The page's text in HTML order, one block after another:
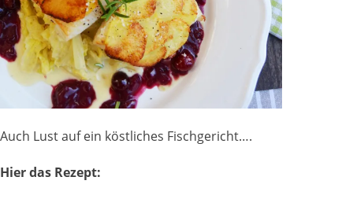
Auch Lust auf ein köstliches Fischgericht….
Hier das Rezept: